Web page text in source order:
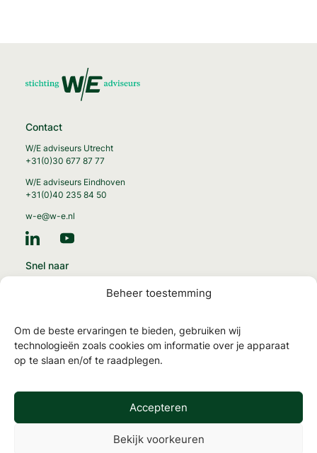
Beheer toestemming
Om de beste ervaringen te bieden, gebruiken wij
technologieën zoals cookies om informatie over je apparaat
op te slaan en/of te raadplegen.
Accepteren
Bekijk voorkeuren
Contact
W/E adviseurs Utrecht
+31(0)30 677 87 77
W/E adviseurs Eindhoven
+31(0)40 235 84 50
w-e@w-e.nl
Snel naar
MilieuPrestatie Gebouwen
NTA 8800 en energielabels